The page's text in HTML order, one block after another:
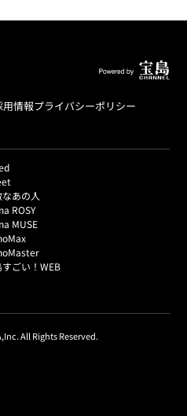
用情報プライバシーポリシー
あの人
ROSY
MUSE
すごい！WEB
All Rights Reserved.